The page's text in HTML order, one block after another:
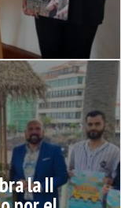
la II